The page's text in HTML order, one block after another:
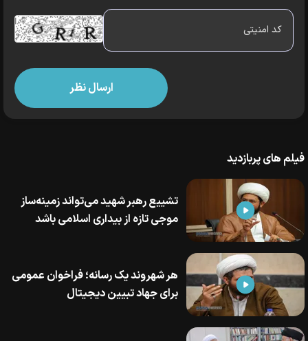
فیلم های پربازدید
تشییع رهبر شهید می‌تواند زمینه‌ساز
موجی تازه از بیداری اسلامی باشد
هر شهروند یک رسانه؛ فراخوان عمومی
برای جهاد تبیین دیجیتال